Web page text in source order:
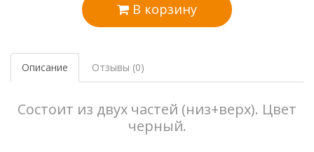
В корзину
Описание Отзывы (0)
Состоит из двух частей (низ+верх). Цвет
черный.